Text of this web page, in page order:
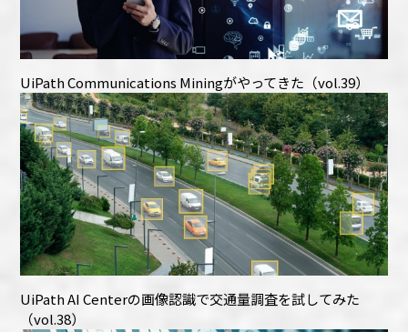
UiPath Communications Miningがやってきた（vol.39）
UiPath AI Centerの画像認識で交通量調査を試してみた
（vol.38）